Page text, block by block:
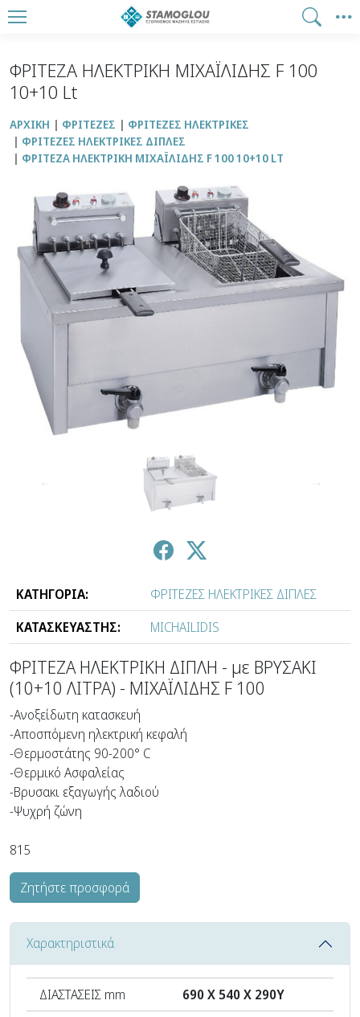
ΦΡΙΤΕΖΑ ΗΛΕΚΤΡΙΚΗ ΜΙΧΑΪΛΙΔΗΣ F 100
10+10 Lt
ΑΡΧΙΚΉ ΦΡΙΤΕΖΕΣ
ΦΡΙΤΕΖΕΣ ΗΛΕΚΤΡΙΚΕΣ
ΦΡΙΤΕΖΕΣ ΗΛΕΚΤΡΙΚΕΣ ΔΙΠΛΕΣ
ΦΡΙΤΕΖΑ ΗΛΕΚΤΡΙΚΗ ΜΙΧΑΪΛΙΔΗΣ F 100 10+10 LT
↑ ↓
ΚΑΤΗΓΟΡΙΑ:
ΦΡΙΤΕΖΕΣ ΗΛΕΚΤΡΙΚΕΣ ΔΙΠΛΕΣ
ΚΑΤΑΣΚΕΥΑΣΤΗΣ:
MICHAILIDIS
ΦΡΙΤΕΖΑ ΗΛΕΚΤΡΙΚΗ ΔΙΠΛΗ - με ΒΡΥΣΑΚΙ
(10+10 ΛΙΤΡΑ) - ΜΙΧΑΪΛΙΔΗΣ F 100
-Ανοξείδωτη κατασκευή
-Αποσπόμενη ηλεκτρική κεφαλή
-Θερμοστάτης 90-200° C
-Θερμικό Ασφαλείας
-Βρυσακι εξαγωγής λαδιού
-Ψυχρή ζώνη
815
Ζητήστε προσφορά
Χαρακτηριστικά
ΔΙΑΣΤΑΣΕΙΣ mm
690 Χ 540 Χ 290Υ